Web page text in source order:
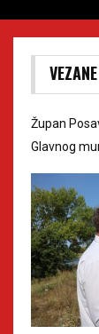
Župan
Glavnog